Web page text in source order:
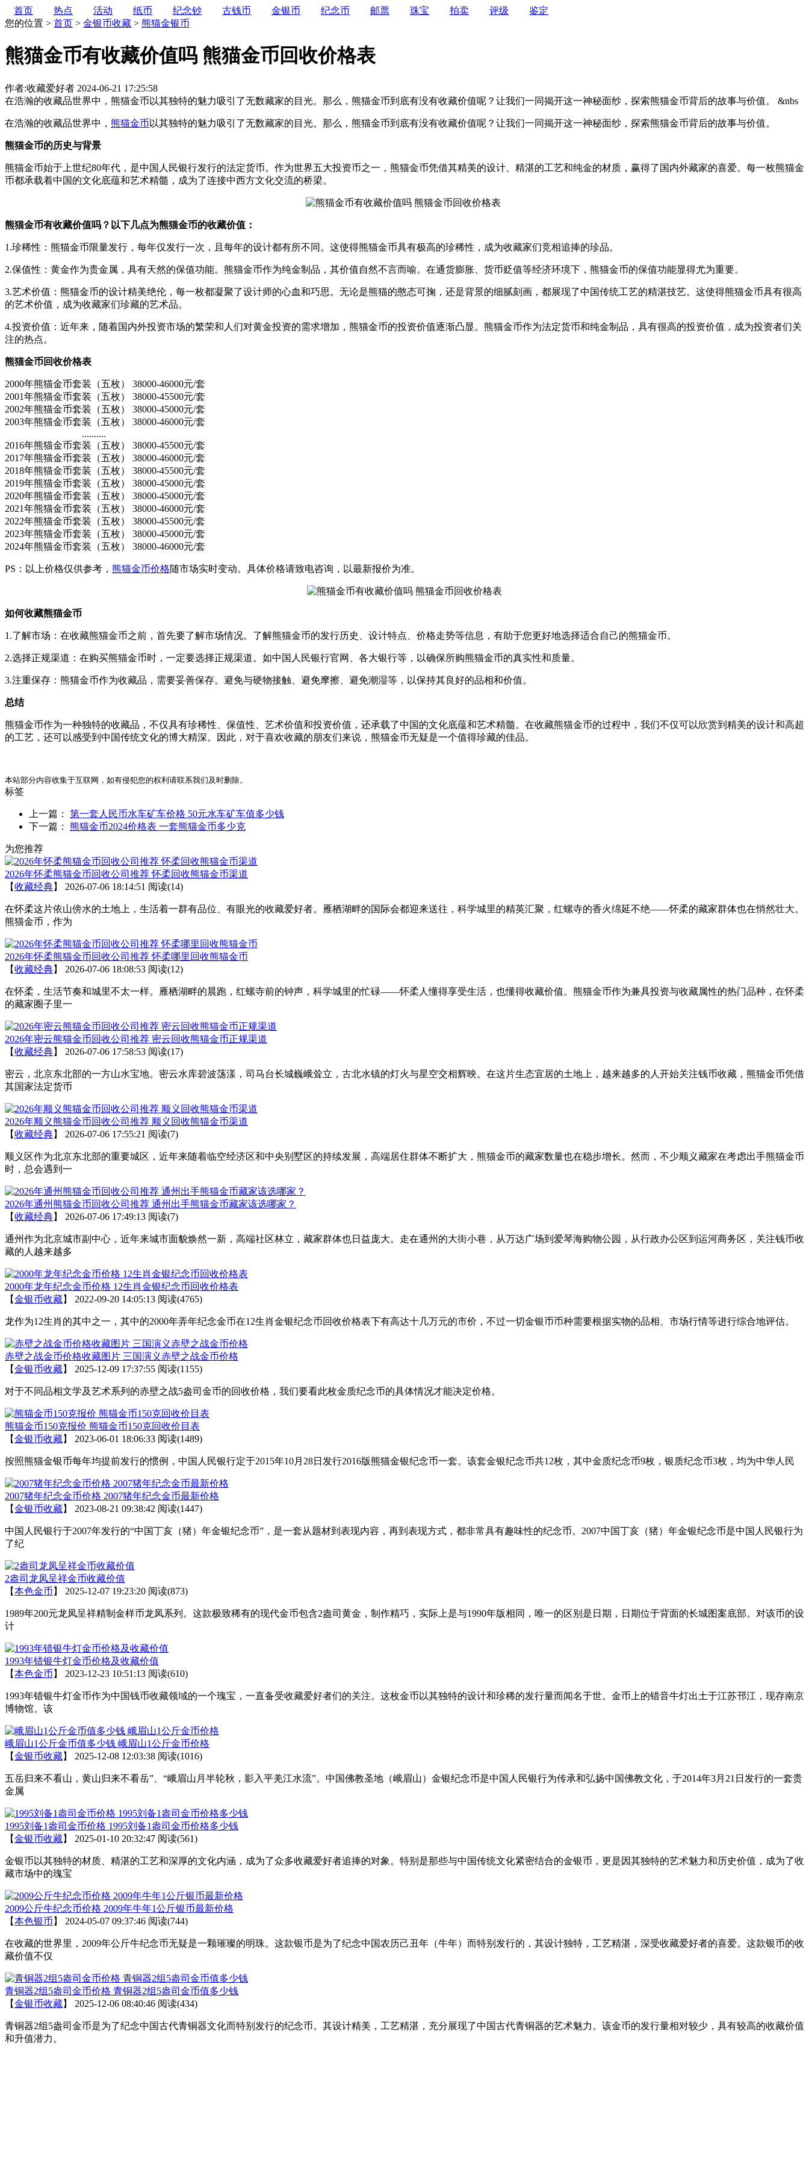
首页 热点 活动 纸币 纪念钞 古钱币 金银币 纪念币 邮票 珠宝 拍卖 评级
鉴定
您的位置 > 首页 > 金银币收藏 > 熊猫金银币
熊猫金币有收藏价值吗 熊猫金币回收价格表
作者:收藏爱好者 2024-06-21 17:25:58
在浩瀚的收藏品世界中，熊猫金币以其独特的魅力吸引了无数藏家的目光。那么，熊猫金币到底有没有收藏价值呢？让我们一同揭开这一神秘面纱，探索熊猫金币背后的故事与价值。 &nbs
在浩瀚的收藏品世界中， 熊猫金币 以其独特的魅力吸引了无数藏家的目光。那么，熊猫金币到底有没有收藏价值呢？让我们一同揭开这一神秘面纱，探索熊猫金币背后的故事与价值。
熊猫金币的历史与背景
熊猫金币始于上世纪80年代，是中国人民银行发行的法定货币。作为世界五大投资币之一，熊猫金币凭借其精美的设计、精湛的工艺和纯金的材质，赢得了国内外藏家的喜爱。每一枚熊猫金
币都承载着中国的文化底蕴和艺术精髓，成为了连接中西方文化交流的桥梁。
熊猫金币有收藏价值吗？以下几点为熊猫金币的收藏价值：
1.珍稀性：熊猫金币限量发行，每年仅发行一次，且每年的设计都有所不同。这使得熊猫金币具有极高的珍稀性，成为收藏家们竞相追捧的珍品。
2.保值性：黄金作为贵金属，具有天然的保值功能。熊猫金币作为纯金制品，其价值自然不言而喻。在通货膨胀、货币贬值等经济环境下，熊猫金币的保值功能显得尤为重要。
3.艺术价值：熊猫金币的设计精美绝伦，每一枚都凝聚了设计师的心血和巧思。无论是熊猫的憨态可掬，还是背景的细腻刻画，都展现了中国传统工艺的精湛技艺。这使得熊猫金币具有很高
的艺术价值，成为收藏家们珍藏的艺术品。
4.投资价值：近年来，随着国内外投资市场的繁荣和人们对黄金投资的需求增加，熊猫金币的投资价值逐渐凸显。熊猫金币作为法定货币和纯金制品，具有很高的投资价值，成为投资者们关
注的热点。
熊猫金币回收价格表
2000年熊猫金币套装（五枚） 38000-46000元/套
2001年熊猫金币套装（五枚） 38000-45500元/套
2002年熊猫金币套装（五枚） 38000-45000元/套
2003年熊猫金币套装（五枚） 38000-46000元/套
..........
2016年熊猫金币套装（五枚） 38000-45500元/套
2017年熊猫金币套装（五枚） 38000-46000元/套
2018年熊猫金币套装（五枚） 38000-45500元/套
2019年熊猫金币套装（五枚） 38000-45000元/套
2020年熊猫金币套装（五枚） 38000-45000元/套
2021年熊猫金币套装（五枚） 38000-46000元/套
2022年熊猫金币套装（五枚） 38000-45500元/套
2023年熊猫金币套装（五枚） 38000-45000元/套
2024年熊猫金币套装（五枚） 38000-46000元/套
PS：以上价格仅供参考， 熊猫金币价格随市场实时变动。具体价格请致电咨询，以最新报价为准。
如何收藏熊猫金币
1.了解市场：在收藏熊猫金币之前，首先要了解市场情况。了解熊猫金币的发行历史、设计特点、价格走势等信息，有助于您更好地选择适合自己的熊猫金币。
2.选择正规渠道：在购买熊猫金币时，一定要选择正规渠道。如中国人民银行官网、各大银行等，以确保所购熊猫金币的真实性和质量。
3.注重保存：熊猫金币作为收藏品，需要妥善保存。避免与硬物接触、避免摩擦、避免潮湿等，以保持其良好的品相和价值。
总结
熊猫金币作为一种独特的收藏品，不仅具有珍稀性、保值性、艺术价值和投资价值，还承载了中国的文化底蕴和艺术精髓。在收藏熊猫金币的过程中，我们不仅可以欣赏到精美的设计和高超
的工艺，还可以感受到中国传统文化的博大精深。因此，对于喜欢收藏的朋友们来说，熊猫金币无疑是一个值得珍藏的佳品。
本站部分内容收集于互联网，如有侵犯您的权利请联系我们及时删除。
标签
上一篇： 第一套人民币水车矿车价格 50元水车矿车值多少钱
下一篇： 熊猫金币2024价格表 一套熊猫金币多少克
为您推荐
2026年怀柔熊猫金币回收公司推荐 怀柔回收熊猫金币渠道
【收藏经典】 2026-07-06 18:14:51 阅读(14)
在怀柔这片依山傍水的土地上，生活着一群有品位、有眼光的收藏爱好者。雁栖湖畔的国际会都迎来送往，科学城里的精英汇聚，红螺寺的香火绵延不绝——怀柔的藏家群体也在悄然壮大。
熊猫金币，作为
2026年怀柔熊猫金币回收公司推荐 怀柔哪里回收熊猫金币
【收藏经典】 2026-07-06 18:08:53 阅读(12)
在怀柔，生活节奏和城里不太一样。雁栖湖畔的晨跑，红螺寺前的钟声，科学城里的忙碌——怀柔人懂得享受生活，也懂得收藏价值。熊猫金币作为兼具投资与收藏属性的热门品种，在怀柔
的藏家圈子里一
2026年密云熊猫金币回收公司推荐 密云回收熊猫金币正规渠道
【收藏经典】 2026-07-06 17:58:53 阅读(17)
密云，北京东北部的一方山水宝地。密云水库碧波荡漾，司马台长城巍峨耸立，古北水镇的灯火与星空交相辉映。在这片生态宜居的土地上，越来越多的人开始关注钱币收藏，熊猫金币凭借
其国家法定货币
2026年顺义熊猫金币回收公司推荐 顺义回收熊猫金币渠道
【收藏经典】 2026-07-06 17:55:21 阅读(7)
顺义区作为北京东北部的重要城区，近年来随着临空经济区和中央别墅区的持续发展，高端居住群体不断扩大，熊猫金币的藏家数量也在稳步增长。然而，不少顺义藏家在考虑出手熊猫金币
时，总会遇到一
2026年通州熊猫金币回收公司推荐 通州出手熊猫金币藏家该选哪家？
【收藏经典】 2026-07-06 17:49:13 阅读(7)
通州作为北京城市副中心，近年来城市面貌焕然一新，高端社区林立，藏家群体也日益庞大。走在通州的大街小巷，从万达广场到爱琴海购物公园，从行政办公区到运河商务区，关注钱币收
藏的人越来越多
2000年龙年纪念金币价格 12生肖金银纪念币回收价格表
【金银币收藏】 2022-09-20 14:05:13 阅读(4765)
龙作为12生肖的其中之一，其中的2000年弄年纪念金币在12生肖金银纪念币回收价格表下有高达十几万元的市价，不过一切金银币币种需要根据实物的品相、市场行情等进行综合地评估。
赤壁之战金币价格收藏图片 三国演义赤壁之战金币价格
【金银币收藏】 2025-12-09 17:37:55 阅读(1155)
对于不同品相文学及艺术系列的赤壁之战5盎司金币的回收价格，我们要看此枚金质纪念币的具体情况才能决定价格。
熊猫金币150克报价 熊猫金币150克回收价目表
【金银币收藏】 2023-06-01 18:06:33 阅读(1489)
按照熊猫金银币每年均提前发行的惯例，中国人民银行定于2015年10月28日发行2016版熊猫金银纪念币一套。该套金银纪念币共12枚，其中金质纪念币9枚，银质纪念币3枚，均为中华人民
2007猪年纪念金币价格 2007猪年纪念金币最新价格
【金银币收藏】 2023-08-21 09:38:42 阅读(1447)
中国人民银行于2007年发行的“中国丁亥（猪）年金银纪念币”，是一套从题材到表现内容，再到表现方式，都非常具有趣味性的纪念币。2007中国丁亥（猪）年金银纪念币是中国人民银行为
了纪
2盎司龙凤呈祥金币收藏价值
【本色金币 】 2025-12-07 19:23:20 阅读(873)
1989年200元龙凤呈祥精制金样币龙凤系列。这款极致稀有的现代金币包含2盎司黄金，制作精巧，实际上是与1990年版相同，唯一的区别是日期，日期位于背面的长城图案底部。对该币的设
计
1993年错银牛灯金币价格及收藏价值
【本色金币 】 2023-12-23 10:51:13 阅读(610)
1993年错银牛灯金币作为中国钱币收藏领域的一个瑰宝，一直备受收藏爱好者们的关注。这枚金币以其独特的设计和珍稀的发行量而闻名于世。金币上的错音牛灯出土于江苏邗江，现存南京
博物馆。该
峨眉山1公斤金币值多少钱 峨眉山1公斤金币价格
【金银币收藏】 2025-12-08 12:03:38 阅读(1016)
五岳归来不看山，黄山归来不看岳”、“峨眉山月半轮秋，影入平羌江水流”。中国佛教圣地（峨眉山）金银纪念币是中国人民银行为传承和弘扬中国佛教文化，于2014年3月21日发行的一套贵
金属
1995刘备1盎司金币价格 1995刘备1盎司金币价格多少钱
【金银币收藏】 2025-01-10 20:32:47 阅读(561)
金银币以其独特的材质、精湛的工艺和深厚的文化内涵，成为了众多收藏爱好者追捧的对象。特别是那些与中国传统文化紧密结合的金银币，更是因其独特的艺术魅力和历史价值，成为了收
藏市场中的瑰宝
2009公斤牛纪念币价格 2009年牛年1公斤银币最新价格
【本色银币 】 2024-05-07 09:37:46 阅读(744)
在收藏的世界里，2009年公斤牛纪念币无疑是一颗璀璨的明珠。这款银币是为了纪念中国农历己丑年（牛年）而特别发行的，其设计独特，工艺精湛，深受收藏爱好者的喜爱。这款银币的收
藏价值不仅
青铜器2组5盎司金币价格 青铜器2组5盎司金币值多少钱
【金银币收藏】 2025-12-06 08:40:46 阅读(434)
青铜器2组5盎司金币是为了纪念中国古代青铜器文化而特别发行的纪念币。其设计精美，工艺精湛，充分展现了中国古代青铜器的艺术魅力。该金币的发行量相对较少，具有较高的收藏价值
和升值潜力。